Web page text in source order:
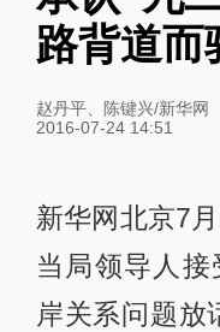
路背道而
赵丹平、陈键兴/新华网
2016-07-24 14:51
新华网北京7
当局领导人
岸关系问题放